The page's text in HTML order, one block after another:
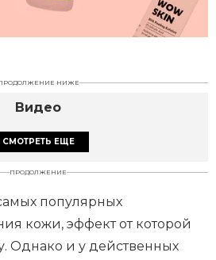
НИЖЕ
Видео
СМОТРЕТЬ ЕЩЕ
ПРОДОЛЖЕНИЕ
популярных
кожи, эффект от которой
Однако и у действенных